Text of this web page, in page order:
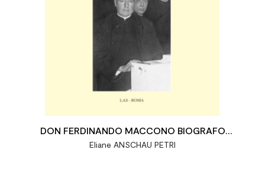
DON FERDINANDO MACCONO BIOGRAFO
UFFICIALE E VICE POSTULATORE DELLA CAUSA DI
Eliane ANSCHAU PETRI